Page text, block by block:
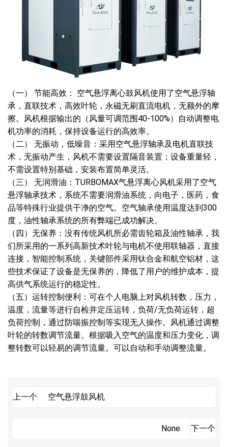
（一） 节能高效： 空气悬浮离心鼓风机使用了空气悬浮轴
承，直联技术，高效叶轮，永磁无刷直流电机，无额外的摩
擦。风机根据输出的（风量可调范围40-100%）自动调整电
机功率的消耗，保持设备运行的高效率。
（二） 无振动，低噪音：采用空气悬浮轴承及电机直联技
术，无振动产生，风机不需要设置隔音装置；设备重量轻，
不需设置特别基础，安装布置简单灵活。
（三） 无润滑油：TURBOMAX气悬浮离心风机采用了空气
悬浮轴承技术，系统不需要润滑油系统，向电子，医药，食
品等特殊行业提供干净的空气。空气轴承使用温度达到300
度，油性轴承系统的所有弊端已成功解决。
（四）无保养：没有传统风机所必需齿轮箱及油性轴承，我
们所采用的一系列高新技术叶轮与电机不使用联轴器，直接
连接，智能控制系统，关键部件采用钛合金和航空铝材，这
些技术保证了设备是无保养的，降低了用户的维护成本，提
高供气系统运行的稳定性。
（五）运转控制便利：可在个人电脑上对风机转数，压力，
温度，流量等进行自检并定压运转，负荷/无负荷运转，超
负荷控制，通过防喘振控制等实现无人操作。风机通过调整
叶轮的转数调节流量。根据吸入空气的温度和压力变化，调
整转数可以轻易的调节流量。可以自动和手动调整流量。
上一个 空气悬浮鼓风机
None 下一个